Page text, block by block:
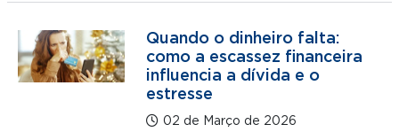
Quando o dinheiro falta:
como a escassez financeira
influencia a dívida e o
estresse
02 de Março de 2026